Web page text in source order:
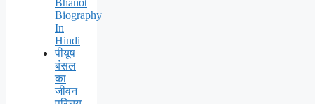
Biography
In
Hindi
पीयूष
बंसल
का
जीवन